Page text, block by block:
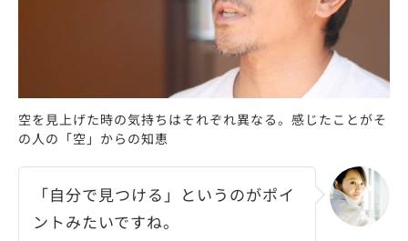
空を見上げた時の気持ちはそれぞれ異なる。感じたことがそ
の人の「空」からの知恵
「自分で見つける」というのがポイ
ントみたいですね。